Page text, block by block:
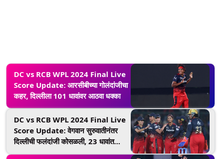
DC vs RCB WPL 2024 Final Live
Score Update: आरसीबीच्या गोलंदांजीचा
कहर, दिल्लीला 101 धावांवर आठवा धक्का
DC vs RCB WPL 2024 Final Live
Score Update: वेगवान सुरुवातीनंतर
दिल्लीची फलंदांजी कोसळली, 23 धावांत
गमावले सात गडी